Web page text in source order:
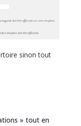
sinon tout
» tout en